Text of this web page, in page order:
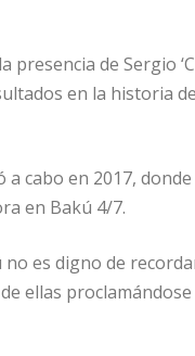
de Sergio
en la historia
cabo en 2017,
en Bakú 4/7.
es digno de
ellas